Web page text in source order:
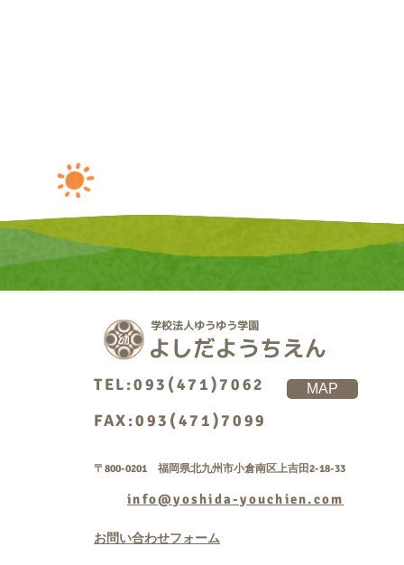
TEL:093(471)7062
FAX:093(471)7099
MAP
〒800-0201 福岡県北九州市小倉南区上吉田2-18-33
info@yoshida-youchien.com
お問い合わせフォーム